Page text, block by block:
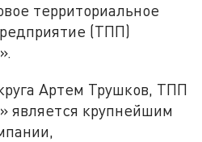
территориальное
(ТПП)
Артем Трушков, ТПП
является крупнейшим